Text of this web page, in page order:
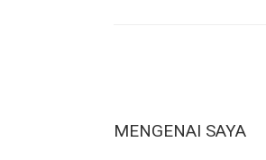
MENGENAI SAYA